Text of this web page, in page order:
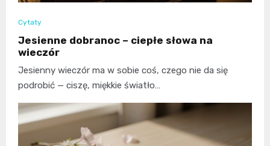
Cytaty
Jesienne dobranoc – ciepłe słowa na
wieczór
Jesienny wieczór ma w sobie coś, czego nie da się
podrobić — ciszę, miękkie światło…